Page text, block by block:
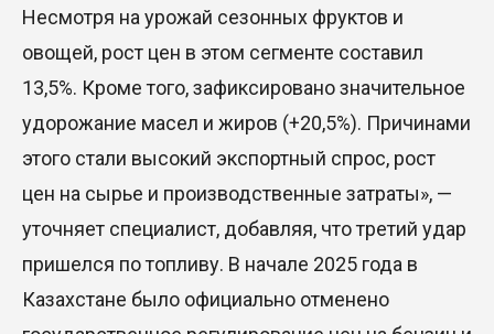
Несмотря на урожай сезонных фруктов и
овощей, рост цен в этом сегменте составил
13,5%. Кроме того, зафиксировано значительное
удорожание масел и жиров (+20,5%). Причинами
этого стали высокий экспортный спрос, рост
цен на сырье и производственные затраты», —
уточняет специалист, добавляя, что третий удар
пришелся по топливу. В начале 2025 года в
Казахстане было официально отменено